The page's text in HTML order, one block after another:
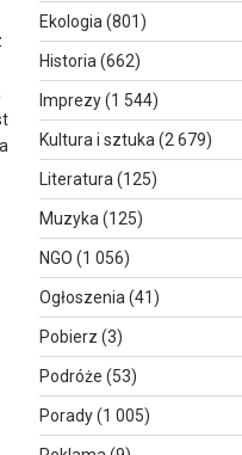
Ekologia (801)
Historia (662)
Imprezy(1 544)
Kultura i sztuka (2 679)
Literatura (125)
Muzyka (125)
NGO (1 056)
Ogłoszenia (41)
Pobierz (3)
Podróże (53)
Porady(1 005)